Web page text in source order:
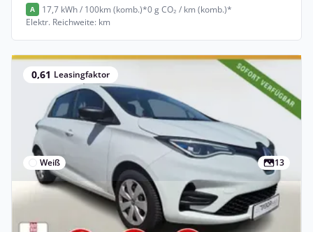
A 17,7 kWh / 100km (komb.)*0 g CO₂ / km (komb.)*
Elektr. Reichweite: km
0,61 Leasingfaktor
Weiß 13
Gewerbe
Renault ZOE ZE50 R110 Life Kauf-Bat LED